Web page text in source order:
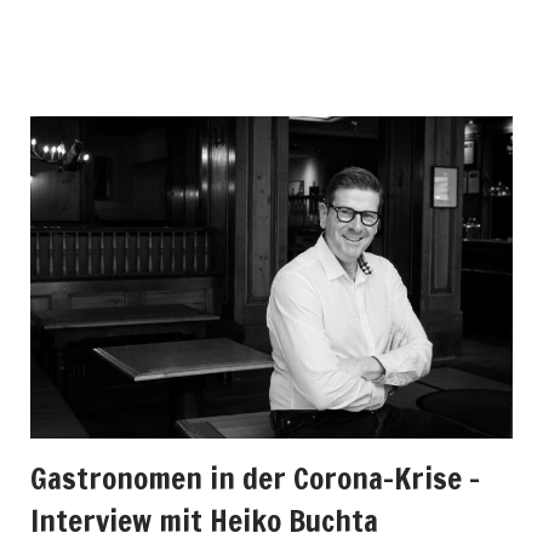
Gastronomen in der Corona-Krise –
Interview mit Heiko Buchta